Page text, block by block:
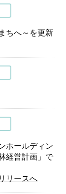
ちへ～を更新
ホールディン
経営計画」で
リースへ